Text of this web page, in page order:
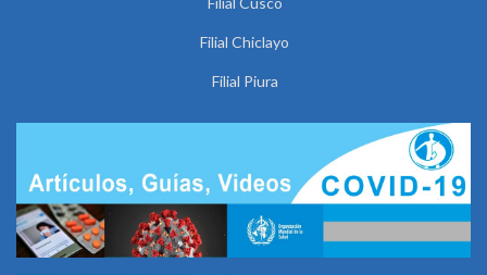
Filial Chiclayo
Filial Piura